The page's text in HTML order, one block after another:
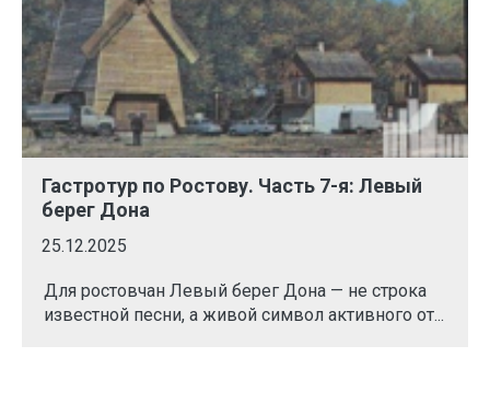
Гастротур по Ростову. Часть 7-я: Левый
берег Дона
25.12.2025
Для ростовчан Левый берег Дона — не строка
известной песни, а живой символ активного от...